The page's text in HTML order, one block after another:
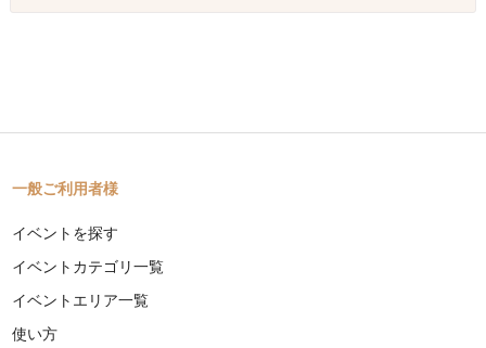
一般ご利用者様
イベントを探す
イベントカテゴリ一覧
イベントエリア一覧
使い方